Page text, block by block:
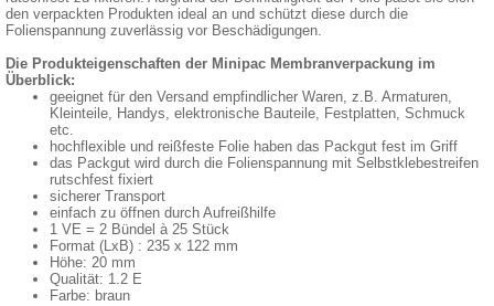
den verpackten Produkten ideal an und schützt diese durch die
Folienspannung zuverlässig vor Beschädigungen.
Die Produkteigenschaften der Minipac Membranverpackung im
Überblick:
geeignet für den Versand empfindlicher Waren, z.B. Armaturen,
Kleinteile, Handys, elektronische Bauteile, Festplatten, Schmuck
etc.
hochflexible und reißfeste Folie haben das Packgut fest im Griff
das Packgut wird durch die Folienspannung mit Selbstklebestreifen
rutschfest fixiert
sicherer Transport
einfach zu öffnen durch Aufreißhilfe
1 VE = 2 Bündel à 25 Stück
Format (LxB) : 235 x 122 mm
Höhe: 20 mm
Qualität: 1.2 E
Farbe: braun